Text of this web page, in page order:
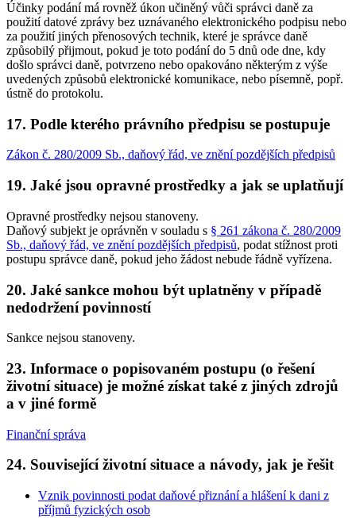
Účinky podání má rovněž úkon učiněný vůči správci daně za
použití datové zprávy bez uznávaného elektronického podpisu nebo
za použití jiných přenosových technik, které je správce daně
způsobilý přijmout, pokud je toto podání do 5 dnů ode dne, kdy
došlo správci daně, potvrzeno nebo opakováno některým z výše
uvedených způsobů elektronické komunikace, nebo písemně, popř.
ústně do protokolu.
17. Podle kterého právního předpisu se postupuje
Zákon č. 280/2009 Sb., daňový řád, ve znění pozdějších předpisů
19. Jaké jsou opravné prostředky a jak se uplatňují
Opravné prostředky nejsou stanoveny.
Daňový subjekt je oprávněn v souladu s § 261 zákona č. 280/2009
Sb., daňový řád, ve znění pozdějších předpisů, podat stížnost proti
postupu správce daně, pokud jeho žádost nebude řádně vyřízena.
20. Jaké sankce mohou být uplatněny v případě
nedodržení povinností
Sankce nejsou stanoveny.
23. Informace o popisovaném postupu (o řešení
životní situace) je možné získat také z jiných zdrojů
a v jiné formě
Finanční správa
24. Související životní situace a návody, jak je řešit
Vznik povinnosti podat daňové přiznání a hlášení k dani z
příjmů fyzických osob